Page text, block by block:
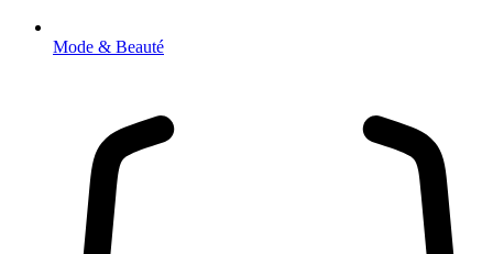
Mode & Beauté